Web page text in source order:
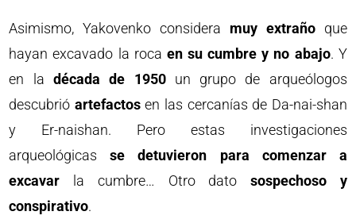
Asimismo, Yakovenko considera muy extrañoque
hayan excavado la roca en su cumbre y no abajo. Y
en la década de 1950un grupo de arqueólogos
descubrió artefactosen las cercanías de Da-nai-shan
y Er-naishan. Pero estas investigaciones
arqueológicasse detuvieron para comenzar a
excavar la cumbre… Otro datosospechoso y
conspirativo.